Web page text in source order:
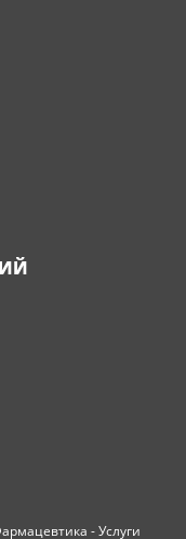
- Услуги